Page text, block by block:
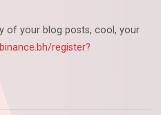
of your blog posts, cool, your
register?